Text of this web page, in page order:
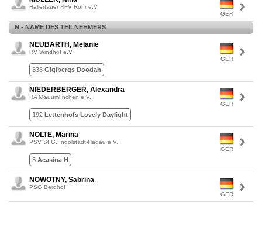
GER
Hallertauer RFV Rohr e.V.
N - NAME DES TEILNEHMERS
GER
NEUBARTH, Melanie
RV Windhof e.V.
338 Giglbergs Doodah
GER
NIEDERBERGER, Alexandra
RA M&uuml;nchen e.V.
192 Lettenhofs Lovely Daylight
GER
NOLTE, Marina
PSV St.G. Ingolstadt-Hagau e.V.
3 Acasina H
GER
NOWOTNY, Sabrina
PSG Berghof